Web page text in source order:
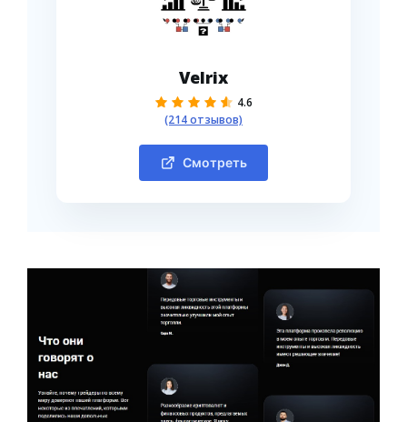
Velrix
4.6
(214 отзывов)
Смотреть